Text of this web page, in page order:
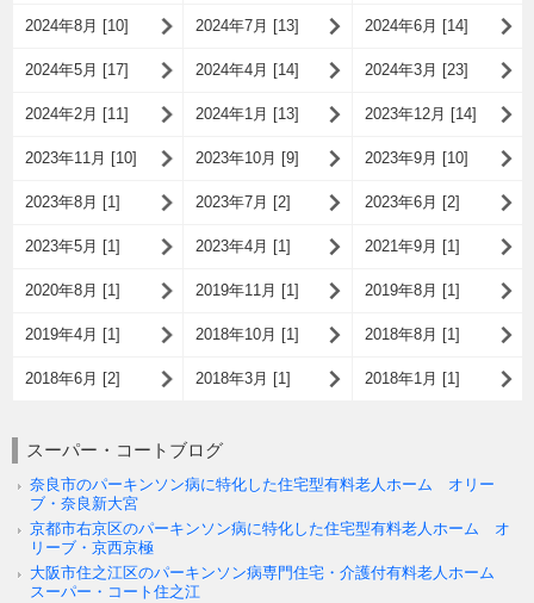
2024年8月 [10] 2024年7月 [13] 2024年6月 [14]
2024年5月 [17] 2024年4月 [14] 2024年3月 [23]
2024年2月 [11] 2024年1月 [13] 2023年12月 [14]
2023年11月 [10] 2023年10月 [9] 2023年9月 [10]
2023年8月 [1] 2023年7月 [2] 2023年6月 [2]
2023年5月 [1] 2023年4月 [1] 2021年9月 [1]
2020年8月 [1] 2019年11月 [1] 2019年8月 [1]
2019年4月 [1] 2018年10月 [1] 2018年8月 [1]
2018年6月 [2] 2018年3月 [1] 2018年1月 [1]
スーパー・コートブログ
奈良市のパーキンソン病に特化した住宅型有料老人ホーム オリー
ブ・奈良新大宮
京都市右京区のパーキンソン病に特化した住宅型有料老人ホーム オ
リーブ・京西京極
大阪市住之江区のパーキンソン病専門住宅・介護付有料老人ホーム
スーパー・コート住之江